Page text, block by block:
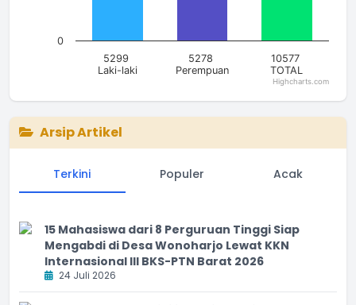
5299
Laki-laki
5278
Perempuan
10577
TOTAL
0
Highcharts.com
Arsip Artikel
Terkini Populer Acak
15 Mahasiswa dari 8 Perguruan Tinggi Siap
Mengabdi di Desa Wonoharjo Lewat KKN
Internasional III BKS-PTN Barat 2026
24 Juli 2026